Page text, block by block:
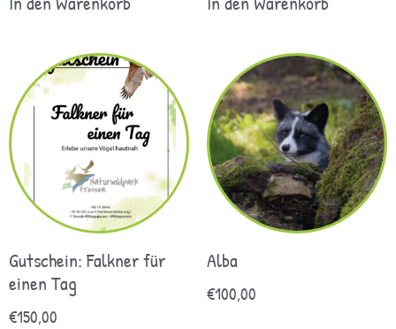
Gutschein: Falkner für
einen Tag
€150,00
Alba
€100,00